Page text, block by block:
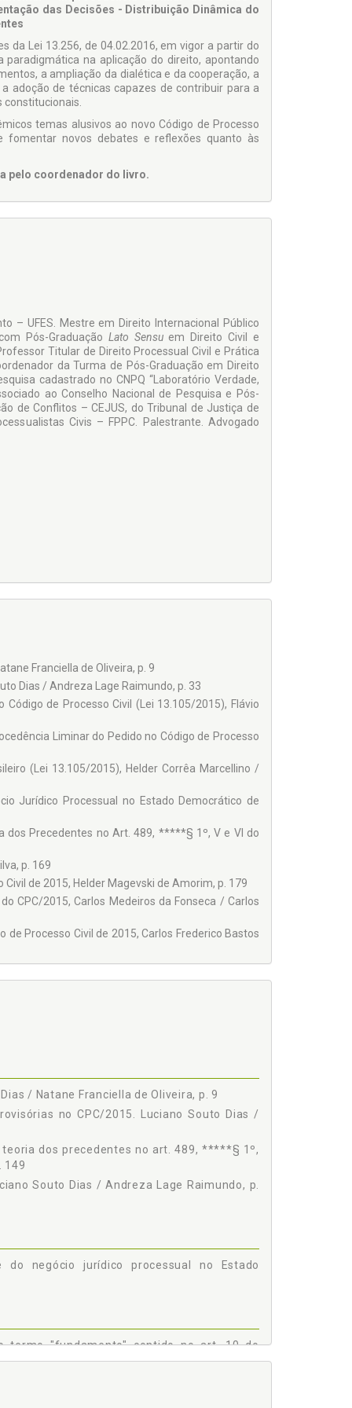
das Decisões - Distribuição Dinâmica do
da Lei 13.256, de 04.02.2016, em vigor a partir do
na aplicação do direito, apontando
a ampliação da dialética e da cooperação, a
adoção de técnicas capazes de contribuir para a
constitucionais.
temas alusivos ao novo Código de Processo
fomentar novos debates e re­flexões quanto às
pelo coordenador do livro.
– UFES. Mestre em Direito Internacional Público
Pós-Graduação Lato Sensu em Direito Civil e
Titular de Direito Processual Civil e Prática
da Turma de Pós-Graduação em Direito
cadas­trado no CNPQ “Laboratório Verdade,
ao Conselho Nacional de Pesquisa e Pós-
de Con­flitos – CEJUS, do Tribunal de Justiça de
Civis – FPPC. Palestrante. Advogado
Franciella de Oliveira, p. 9
Dias / Andreza Lage Raimundo, p. 33
de Processo Civil (Lei 13.105/2015), Flávio
Liminar do Pedido no Código de Processo
(Lei 13.105/2015), Helder Corrêa Marcellino /
Jurídico Processual no Estado Democrático de
dos Precedentes no Art. 489, *****§ 1º, V e VI do
p. 169
de 2015, Helder Magevski de Amorim, p. 179
CPC/2015, Carlos Medeiros da Fonseca / Carlos
Processo Civil de 2015, Carlos Frederico Bastos
/ Natane Franciella de Oliveira, p. 9
no CPC/2015. Luciano Souto Dias /
dos precedentes no art. 489, *****§ 1º,
149
Souto Dias / Andreza Lage Raimundo, p.
negócio jurídico processual no Estado
termo "fundamento" contido no art. 10 do
p. 197
formalmente vinculantes no Código de